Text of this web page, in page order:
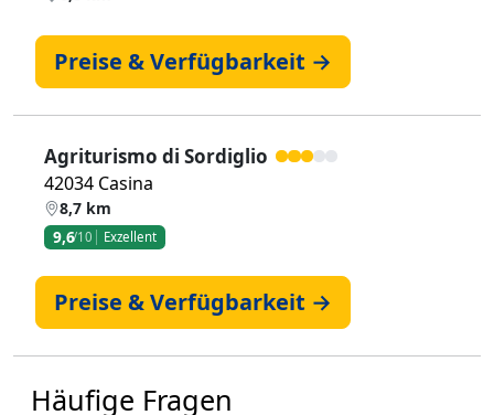
Preise & Verfügbarkeit →
Agriturismo di Sordiglio
42034 Casina
8,7 km
9,6/10 Exzellent
Preise & Verfügbarkeit →
Häufige Fragen